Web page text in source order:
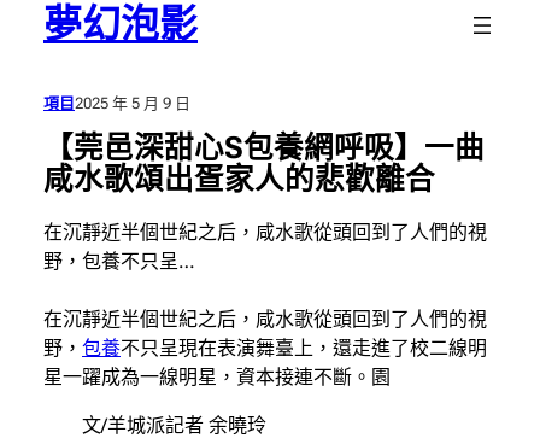
夢幻泡影
項目 2025 年 5 月 9 日
【莞邑深甜心S包養網呼吸】一曲
咸水歌頌出疍家人的悲歡離合
在沉靜近半個世紀之后，咸水歌從頭回到了人們的視
野，包養不只呈…
在沉靜近半個世紀之后，咸水歌從頭回到了人們的視
野， 包養不只呈現在表演舞臺上，還走進了校二線明
星一躍成為一線明星，資本接連不斷。園
文/羊城派記者 余曉玲